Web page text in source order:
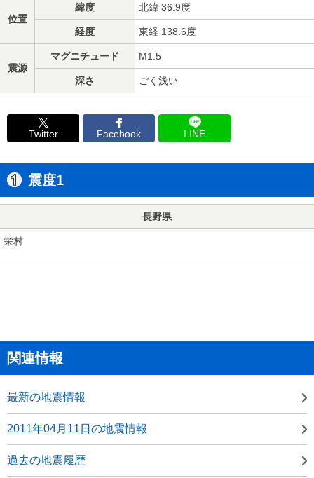
位置
緯度 北緯 36.9度
経度 東経 138.6度
震源
マグニチュード M1.5
深さ ごく浅い
Twitter Facebook LINE
震度1
長野県
栄村
関連情報
最新の地震情報
2011年04月11日の地震情報
過去の地震履歴